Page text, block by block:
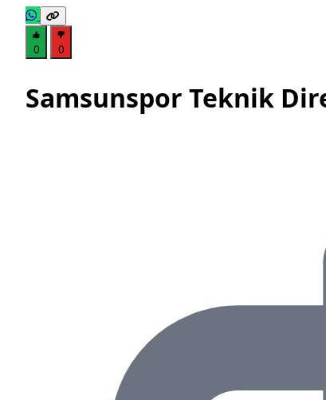
0 0
Samsunspor Teknik